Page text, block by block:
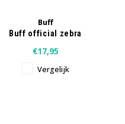
Buff
Buff official zebra
€17,95
Vergelijk